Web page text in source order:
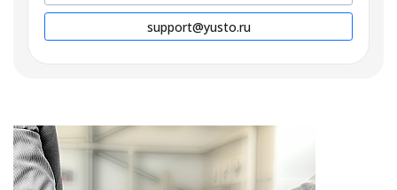
support@yusto.ru